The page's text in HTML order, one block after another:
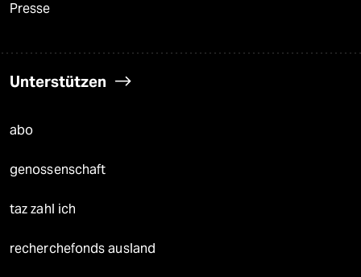
Presse
Unterstützen
abo
genossenschaft
taz zahl ich
recherchefonds ausland